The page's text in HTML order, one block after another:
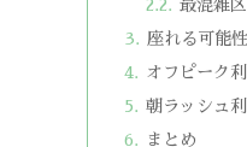
最混雑
座れる可能
オフピーク
朝ラッシュ
まとめ